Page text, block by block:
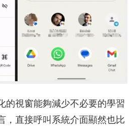
的視窗能夠減少不必要的學習
，直接呼叫系統介面顯然也比